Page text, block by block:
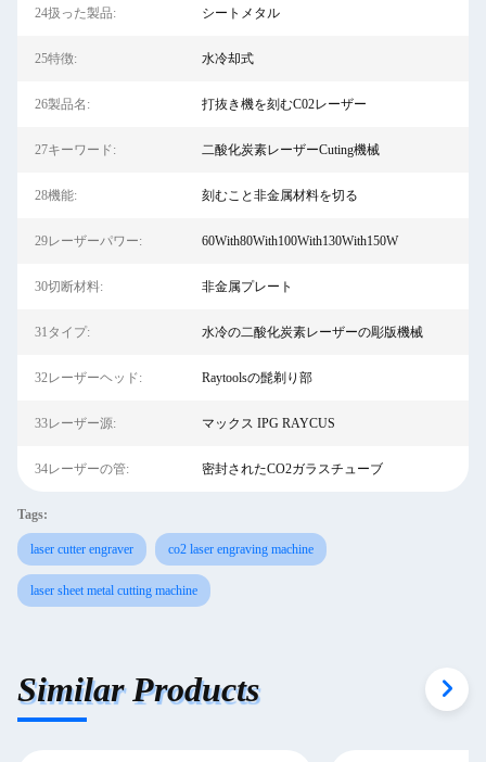
24扱った製品: シートメタル
25特徴: 水冷却式
26製品名: 打抜き機を刻むC02レーザー
27キーワード: 二酸化炭素レーザーCuting機械
28機能: 刻むこと非金属材料を切る
29レーザーパワー: 60With80With100With130With150W
30切断材料: 非金属プレート
31タイプ: 水冷の二酸化炭素レーザーの彫版機械
32レーザーヘッド: Raytoolsの髭剃り部
33レーザー源: マックス IPG RAYCUS
34レーザーの管: 密封されたCO2ガラスチューブ
Tags:
laser cutter engraver co2 laser engraving machine
laser sheet metal cutting machine
Similar Products